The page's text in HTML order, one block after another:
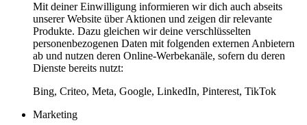
Mit deiner Einwilligung informieren wir dich auch abseits
unserer Website über Aktionen und zeigen dir relevante
Produkte. Dazu gleichen wir deine verschlüsselten
personenbezogenen Daten mit folgenden externen Anbietern
ab und nutzen deren Online-Werbekanäle, sofern du deren
Dienste bereits nutzt:
Bing, Criteo, Meta, Google, LinkedIn, Pinterest, TikTok
Marketing